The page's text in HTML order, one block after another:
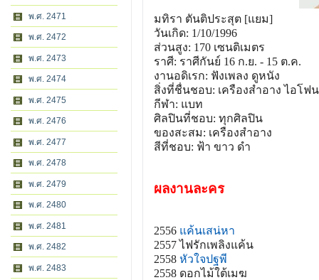
พ.ศ. 2471
พ.ศ. 2472
พ.ศ. 2473
พ.ศ. 2474
พ.ศ. 2475
พ.ศ. 2476
พ.ศ. 2477
พ.ศ. 2478
พ.ศ. 2479
พ.ศ. 2480
พ.ศ. 2481
พ.ศ. 2482
พ.ศ. 2483
มทิรา ตันติประสุต [แยม]
วันเกิด: 1/10/1996
ส่วนสูง: 170 เซนติเมตร
ราศี: ราศีกันย์ 16 ก.ย. - 15 ต.ค.
งานอดิเรก: ฟังเพลง ดูหนัง
สิ่งที่ชื่นชอบ: เครืองสำอาง ไอโฟน
กีฬา: แบท
ศิลปินที่ชอบ: ทุกศิลปิน
ของสะสม: เครืองสำอาง
สีที่ชอบ: ฟ้า ขาว ดำ
ผลงานละคร
2556 แค้นเสน่หา
2557 ไฟรักเพลิงแค้น
2558 หัวใจปฐพี
2558 ดอกไม้ใต้เมฆ